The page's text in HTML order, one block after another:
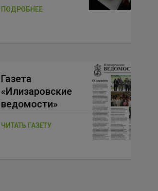
ПОДРОБНЕЕ
Газета
«Илизаровские
ведомости»
ЧИТАТЬ ГАЗЕТУ